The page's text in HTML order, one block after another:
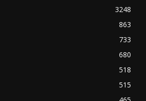
3248
863
733
680
518
515